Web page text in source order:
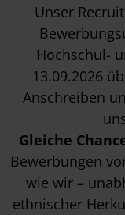
Unser
Hochschul-
13.09.2026
Anschreiben
Gleiche
Bewerbungen
wie wir –
ethnischer